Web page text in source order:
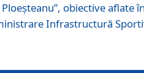
obiective aflate
Infrastructură